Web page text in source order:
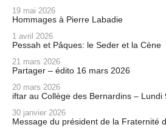
19 mai 2026
Hommages à Pierre Labadie
1 avril 2026
Pessah et Pâques: le Seder et la Cène
21 mars 2026
Partager – édito 16 mars 2026
20 mars 2026
iftar au Collège des Bernardins – Lundi
30 janvier 2026
Message du président de la Fraternité